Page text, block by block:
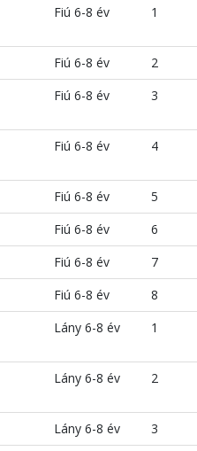
Fiú 6-8 év 1
Fiú 6-8 év
2
Fiú 6-8 év 3
Fiú 6-8 év 4
Fiú 6-8 év
5
Fiú 6-8 év
6
Fiú 6-8 év
7
Fiú 6-8 év
8
Lány 6-8 év 1
Lány 6-8 év 2
Lány 6-8 év
3